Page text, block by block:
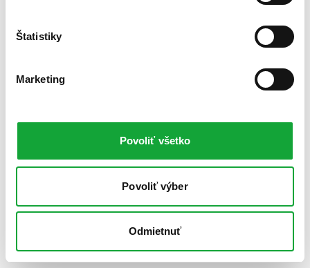
Štatistiky
Marketing
Povoliť všetko
Povoliť výber
Odmietnuť